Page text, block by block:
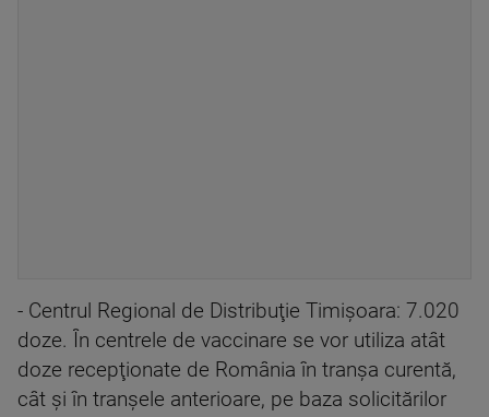
- Centrul Regional de Distribuţie Timişoara: 7.020
doze. În centrele de vaccinare se vor utiliza atât
doze recepţionate de România în tranşa curentă,
cât şi în tranşele anterioare, pe baza solicitărilor